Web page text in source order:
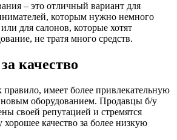
– это отличный вариант для
которым нужно немного
для салонов, которые хотят
не тратя много средств.
качество
правило, имеет более привлекательную
оборудованием. Продавцы б/у
своей репутацией и стремятся
хорошее качество за более низкую